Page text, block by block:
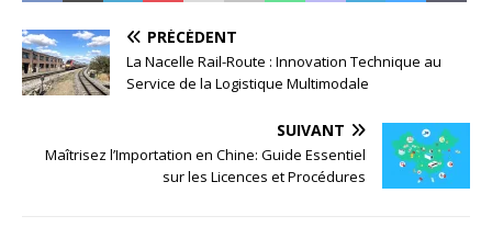
PRÉCÉDENT
La Nacelle Rail-Route : Innovation Technique au
Service de la Logistique Multimodale
SUIVANT
Maîtrisez l’Importation en Chine: Guide Essentiel
sur les Licences et Procédures